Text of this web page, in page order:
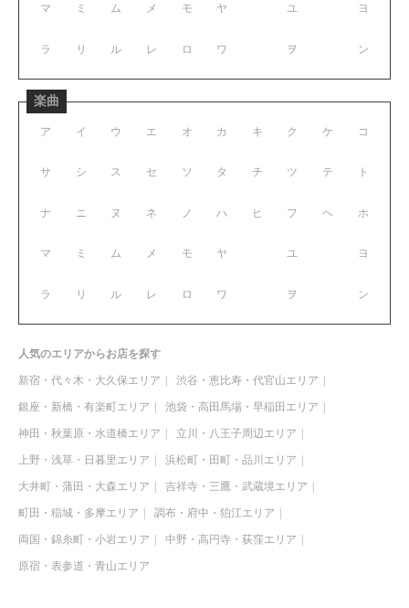
マ ミ ム メ モ
ラ リ ル レ ロ
ヤ ユ ヨ
ワ ヲ ン
楽曲
ア イ ウ エ オ
サ シ ス セ ソ
ナ ニ ヌ ネ ノ
マ ミ ム メ モ
ラ リ ル レ ロ
カ キ ク ケ コ
タ チ ツ テ ト
ハ ヒ フ ヘ ホ
ヤ ユ ヨ
ワ ヲ ン
人気のエリアからお店を探す
新宿・代々木・大久保エリア 渋谷・恵比寿・代官山エリア
銀座・新橋・有楽町エリア 池袋・高田馬場・早稲田エリア
神田・秋葉原・水道橋エリア 立川・八王子周辺エリア
上野・浅草・日暮里エリア 浜松町・田町・品川エリア
大井町・蒲田・大森エリア 吉祥寺・三鷹・武蔵境エリア
町田・稲城・多摩エリア 調布・府中・狛江エリア
両国・錦糸町・小岩エリア 中野・高円寺・荻窪エリア
原宿・表参道・青山エリア